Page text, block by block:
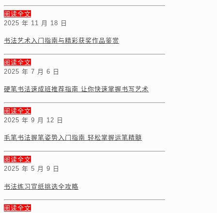
阅读全文
2025 年 11 月 18 日
书法艺术入门指南与精彩获奖作品鉴赏
阅读全文
2025 年 7 月 6 日
硬笔书法速成班推荐指南 让你快速掌握书写艺术
阅读全文
2025 年 9 月 12 日
毛笔书法握笔姿势入门指南 轻松掌握运笔精髓
阅读全文
2025 年 5 月 9 日
书法练习宣纸挑选全攻略
阅读全文